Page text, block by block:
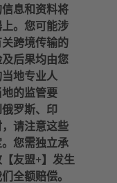
息和资料将
。您可能涉
跨境传输的
后果均由您
地专业人
的监管要
罗斯、印
请注意这些
您需独立承
友盟+】发生
全额赔偿。